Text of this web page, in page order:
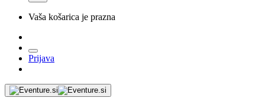
Vaša košarica je prazna
Prijava